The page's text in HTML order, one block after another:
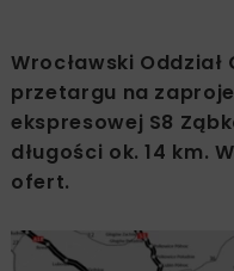
Wrocławski
przetargu na
ekspresowej S8
długości ok. 14 km.
ofert.